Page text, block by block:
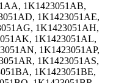
1K1423051AB,
1K1423051AE,
1K1423051AH,
1K1423051AL,
1K1423051AP,
1K1423051AS,
1K1423051BE,